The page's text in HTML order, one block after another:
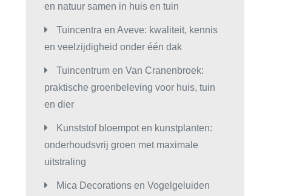
en natuur samen in huis en tuin
Tuincentra en Aveve: kwaliteit, kennis
en veelzijdigheid onder één dak
Tuincentrum en Van Cranenbroek:
praktische groenbeleving voor huis, tuin
en dier
Kunststof bloempot en kunstplanten:
onderhoudsvrij groen met maximale
uitstraling
Mica Decorations en Vogelgeluiden